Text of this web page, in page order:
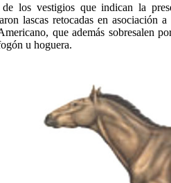
los vestigios que indican la
lascas retocadas en asociación
que además sobresalen
u hoguera.